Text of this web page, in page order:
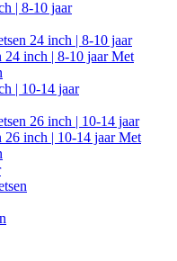
| 8-10 jaar
24 inch | 8-10 jaar
24 inch | 8-10 jaar Met
| 10-14 jaar
26 inch | 10-14 jaar
26 inch | 10-14 jaar Met